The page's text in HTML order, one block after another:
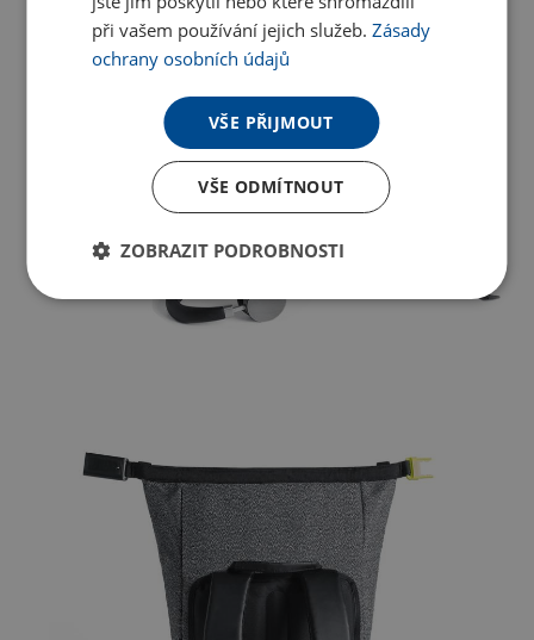
při vašem používání jejich služeb.Zásady
ochrany osobních údajů
VŠE PŘIJMOUT
VŠE ODMÍTNOUT
ZOBRAZIT PODROBNOSTI